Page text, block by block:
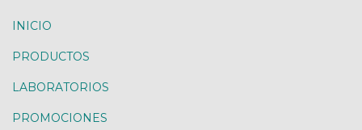
INICIO
PRODUCTOS
LABORATORIOS
PROMOCIONES